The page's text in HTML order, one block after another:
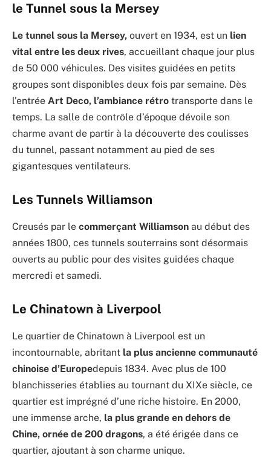
le Tunnel sous la Mersey
Le tunnel sous la Mersey, ouvert en 1934, est un lien
vital entre les deux rives, accueillant chaque jour plus
de 50 000 véhicules. Des visites guidées en petits
groupes sont disponibles deux fois par semaine. Dès
l’entrée Art Deco, l’ambiance rétro transporte dans le
temps. La salle de contrôle d’époque dévoile son
charme avant de partir à la découverte des coulisses
du tunnel, passant notamment au pied de ses
gigantesques ventilateurs.
Les Tunnels Williamson
Creusés par le commerçant Williamson au début des
années 1800, ces tunnels souterrains sont désormais
ouverts au public pour des visites guidées chaque
mercredi et samedi.
Le Chinatown à Liverpool
Le quartier de Chinatown à Liverpool est un
incontournable, abritant la plus ancienne communauté
chinoise d’Europedepuis 1834. Avec plus de 100
blanchisseries établies au tournant du XIXe siècle, ce
quartier est imprégné d’une riche histoire. En 2000,
une immense arche, la plus grande en dehors de
Chine, ornée de 200 dragons, a été érigée dans ce
quartier, ajoutant à son charme unique.